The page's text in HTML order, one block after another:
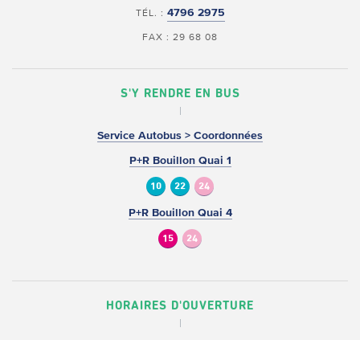
TÉL. : 4796 2975
FAX : 29 68 08
S'Y RENDRE EN BUS
Service Autobus > Coordonnées
P+R Bouillon Quai 1
10 22 24
P+R Bouillon Quai 4
15 24
HORAIRES D'OUVERTURE